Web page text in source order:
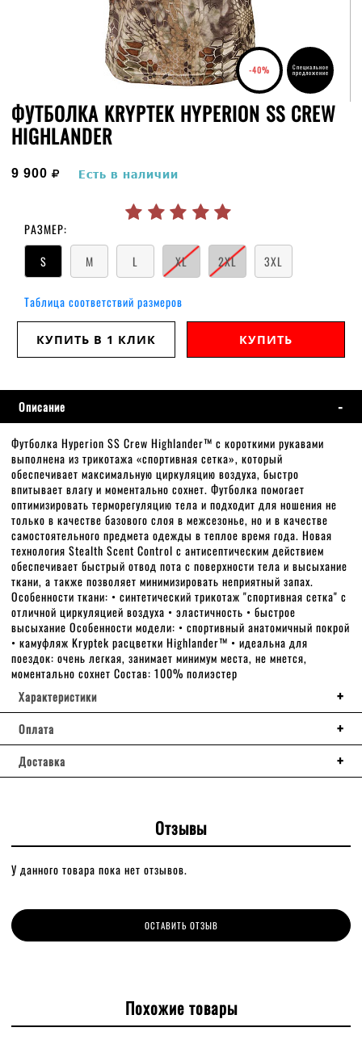
-40% Специальное
предложение
ФУТБОЛКА KRYPTEK HYPERION SS CREW
HIGHLANDER
9 900 руб.
Есть в наличии
РАЗМЕР:
S
M L XL 2XL 3XL
Таблица соответствий размеров
КУПИТЬ В 1 КЛИК КУПИТЬ
Описание
Футболка Hyperion SS Crew Highlander™ с короткими рукавами
выполнена из трикотажа «спортивная сетка», который
обеспечивает максимальную циркуляцию воздуха, быстро
впитывает влагу и моментально сохнет. Футболка помогает
оптимизировать терморегуляцию тела и подходит для ношения не
только в качестве базового слоя в межсезонье, но и в качестве
самостоятельного предмета одежды в теплое время года. Новая
технология Stealth Scent Control с антисептическим действием
обеспечивает быстрый отвод пота с поверхности тела и высыхание
ткани, а также позволяет минимизировать неприятный запах.
Особенности ткани: • синтетический трикотаж "спортивная сетка" с
отличной циркуляцией воздуха • эластичность • быстрое
высыхание Особенности модели: • спортивный анатомичный покрой
• камуфляж Kryptek расцветки Highlander™ • идеальна для
поездок: очень легкая, занимает минимум места, не мнется,
моментально сохнет Состав: 100% полиэстер
Характеристики
Оплата
Доставка
Отзывы
У данного товара пока нет отзывов.
ОСТАВИТЬ ОТЗЫВ
Похожие товары